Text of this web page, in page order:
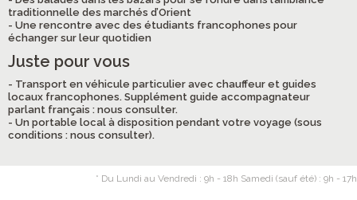
traditionnelle des marchés d’Orient
- Une rencontre avec des étudiants francophones pour
échanger sur leur quotidien
Juste pour vous
- Transport en véhicule particulier avec chauffeur et guides
locaux francophones. Supplément guide accompagnateur
parlant français : nous consulter.
- Un portable local à disposition pendant votre voyage (sous
conditions : nous consulter).
* Du Lundi au Vendredi : 9h - 18h Samedi (sauf été) : 9h - 17h